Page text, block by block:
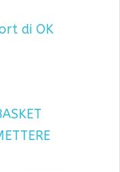
di OK